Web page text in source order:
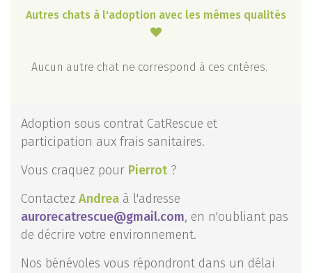
Autres chats à l'adoption avec les mêmes qualités

Aucun autre chat ne correspond à ces critères.
Adoption sous contrat CatRescue et
participation aux frais sanitaires.
Vous craquez pour Pierrot ?
Contactez Andrea à l'adresse
aurorecatrescue@gmail.com, en n'oubliant pas
de décrire votre environnement.
Nos bénévoles vous répondront dans un délai